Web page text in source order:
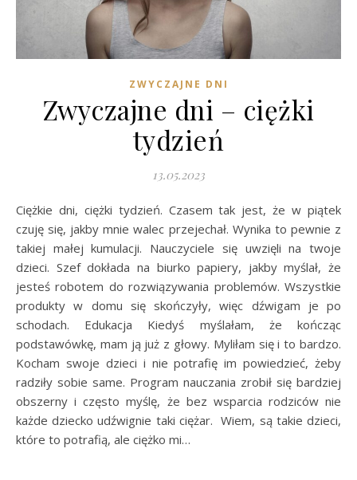
ZWYCZAJNE DNI
Zwyczajne dni – ciężki
tydzień
13.05.2023
Ciężkie dni, ciężki tydzień. Czasem tak jest, że w piątek
czuję się, jakby mnie walec przejechał. Wynika to pewnie z
takiej małej kumulacji. Nauczyciele się uwzięli na twoje
dzieci. Szef dokłada na biurko papiery, jakby myślał, że
jesteś robotem do rozwiązywania problemów. Wszystkie
produkty w domu się skończyły, więc dźwigam je po
schodach. Edukacja Kiedyś myślałam, że kończąc
podstawówkę, mam ją już z głowy. Myliłam się i to bardzo.
Kocham swoje dzieci i nie potrafię im powiedzieć, żeby
radziły sobie same. Program nauczania zrobił się bardziej
obszerny i często myślę, że bez wsparcia rodziców nie
każde dziecko udźwignie taki ciężar. Wiem, są takie dzieci,
które to potrafią, ale ciężko mi…